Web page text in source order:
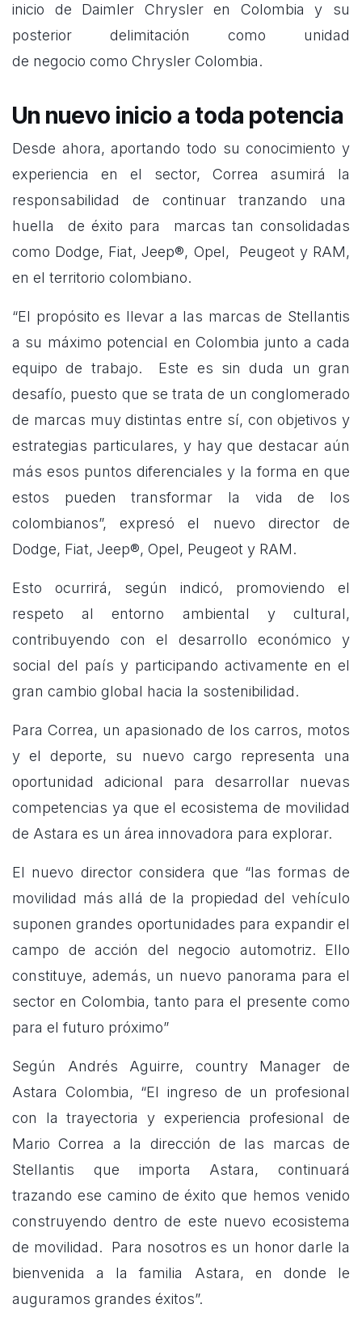
inicio de Daimler Chrysler en Colombia y su
posterior delimitación como unidad
de negocio como Chrysler Colombia.
Un nuevo inicio a toda potencia
Desde ahora, aportando todo su conocimiento y
experiencia en el sector, Correa asumirá la
responsabilidad de continuar tranzando una
huella de éxito para marcas tan consolidadas
como Dodge, Fiat, Jeep®, Opel, Peugeot y RAM,
en el territorio colombiano.
“El propósito es llevar a las marcas de Stellantis
a su máximo potencial en Colombia junto a cada
equipo de trabajo. Este es sin duda un gran
desafío, puesto que se trata de un conglomerado
de marcas muy distintas entre sí, con objetivos y
estrategias particulares, y hay que destacar aún
más esos puntos diferenciales y la forma en que
estos pueden transformar la vida de los
colombianos”, expresó el nuevo director de
Dodge, Fiat, Jeep®, Opel, Peugeot y RAM.
Esto ocurrirá, según indicó, promoviendo el
respeto al entorno ambiental y cultural,
contribuyendo con el desarrollo económico y
social del país y participando activamente en el
gran cambio global hacia la sostenibilidad.
Para Correa, un apasionado de los carros, motos
y el deporte, su nuevo cargo representa una
oportunidad adicional para desarrollar nuevas
competencias ya que el ecosistema de movilidad
de Astara es un área innovadora para explorar.
El nuevo director considera que “las formas de
movilidad más allá de la propiedad del vehículo
suponen grandes oportunidades para expandir el
campo de acción del negocio automotriz. Ello
constituye, además, un nuevo panorama para el
sector en Colombia, tanto para el presente como
para el futuro próximo”
Según Andrés Aguirre, country Manager de
Astara Colombia, “El ingreso de un profesional
con la trayectoria y experiencia profesional de
Mario Correa a la dirección de las marcas de
Stellantis que importa Astara, continuará
trazando ese camino de éxito que hemos venido
construyendo dentro de este nuevo ecosistema
de movilidad. Para nosotros es un honor darle la
bienvenida a la familia Astara, en donde le
auguramos grandes éxitos”.